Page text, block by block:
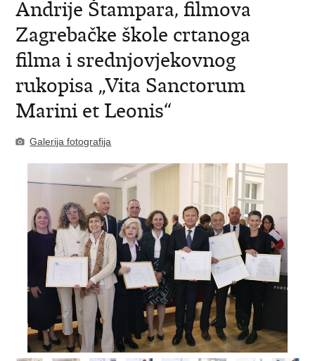
Andrije Štampara, filmova
Zagrebačke škole crtanoga
filma i srednjovjekovnog
rukopisa „Vita Sanctorum
Marini et Leonis“
Galerija fotografija